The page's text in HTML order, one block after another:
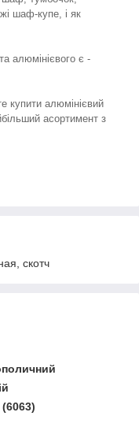
шаф-купе, і як
алюмінієвого є -
алюмінієвий
асортимент з
скотч